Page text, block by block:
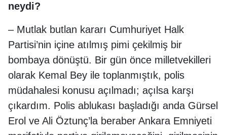
neydi?
– Mutlak butlan kararı Cumhuriyet Halk
Partisi’nin içine atılmış pimi çekilmiş bir
bombaya dönüştü. Bir gün önce milletvekilleri
olarak Kemal Bey ile toplanmıştık, polis
müdahalesi konusu açılmadı; açılsa karşı
çıkardım. Polis ablukası başladığı anda Gürsel
Erol ve Ali Öztunç’la beraber Ankara Emniyeti